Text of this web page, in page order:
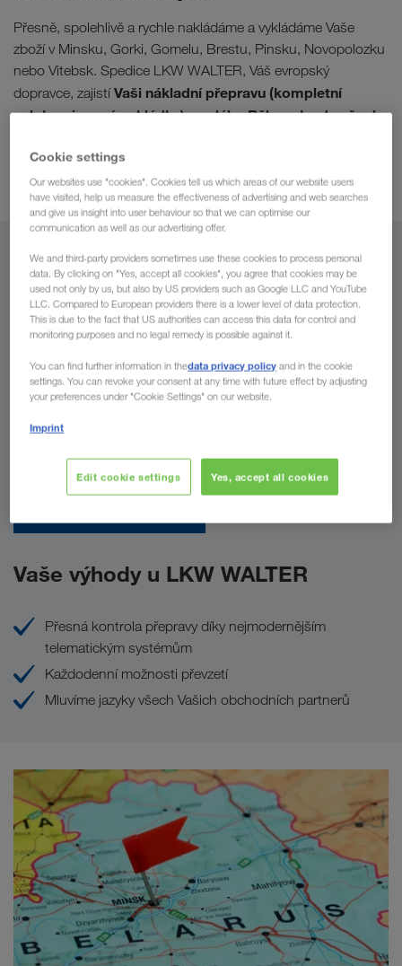
Přesně, spolehlivě a rychle nakládáme a vykládáme Vaše
zboží v Minsku, Gorki, Gomelu, Brestu, Pinsku, Novopolozku
nebo Vitebsk. Spedice LKW WALTER, Váš evropský
dopravce, zajistíVaši nákladní přepravu (kompletní
celokamionové nakládky) z celého Běloruska do všech
krátké lhůtě akontrolujeme celý průběh přepravy.
Profitujte zlogistiky na nejvyšší úrovni.
Česko
Do
Stát
Vaše výhody u LKW WALTER
Přesná kontrola přepravy díky nejmodernějším
telematickým systémům
Každodenní možnosti převzetí
Mluvíme jazyky všech Vašich obchodních partnerů
Cookie settings
Our websites use "cookies". Cookies tell us which areas of our website users
have visited, help us measure the effectiveness of advertising and web searches
and give us insight into user behaviour so that we can optimise our
communication as well as our advertising offer.
We and third-party providers sometimes use these cookies to process personal
data. By clicking on "Yes, accept all cookies", you agree that cookies may be
used not only by us, but also by US providers such as Google LLC and YouTube
LLC. Compared to European providers there is a lower level of data protection.
This is due to the fact that US authorities can access this data for control and
monitoring purposes and no legal remedy is possible against it.
You can find further information in thedata privacy policy and in the cookie
settings. You can revoke your consent at any time with future effect by adjusting
your preferences under "Cookie Settings" on our website.
Imprint
Edit cookie settings Yes, accept all cookies